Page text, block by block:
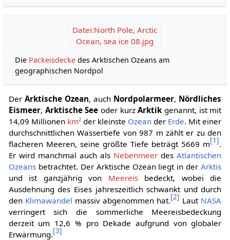
Datei:North Pole, Arctic
Ocean, sea ice 08.jpg
Die Packeisdecke des Arktischen Ozeans am
geographischen Nordpol
Der Arktische Ozean, auch Nordpolarmeer, Nördliches
Eismeer, Arktische See oder kurzArktik genannt, ist mit
14,09 Millionen km²der kleinste Ozean der Erde. Mit einer
durchschnittlichen Wassertiefe von 987 m zählt er zu den
flacheren Meeren, seine größte Tiefe beträgt 5669 m[1].
Er wird manchmal auch als Nebenmeer desAtlantischen
Ozeansbetrachtet. Der Arktische Ozean liegt in derArktis
und ist ganzjährig von Meereisbedeckt, wobei die
Ausdehnung des Eises jahreszeitlich schwankt und durch
den Klimawandel massiv abgenommen hat.[2] Laut NASA
verringert sich die sommerliche Meereisbedeckung
derzeit um 12,6 % pro Dekade aufgrund von globaler
Erwärmung.[3]